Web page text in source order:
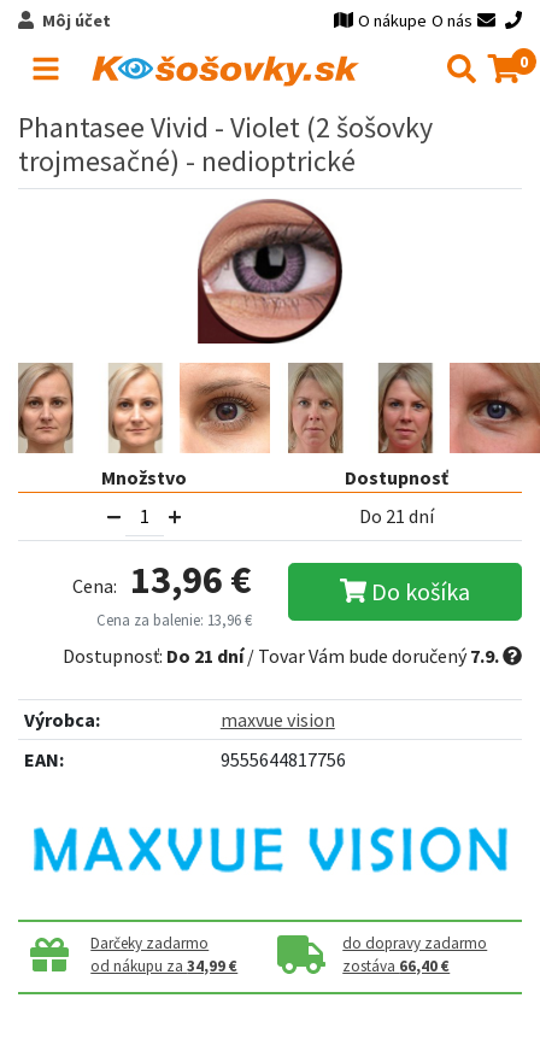
Môj účet O nákupe O nás
0
Phantasee Vivid - Violet (2 šošovky
trojmesačné) - nedioptrické
Množstvo
Dostupnosť
Do 21 dní
Cena: 13,96 €
Cena za balenie: 13,96 €
Do košíka
Dostupnosť: Do 21 dní/ Tovar Vám bude doručený7.9.
Výrobca:
maxvue vision
EAN:
9555644817756
Darčeky zadarmo
od nákupu za34,99 €
do dopravy zadarmo
zostáva 66,40 €